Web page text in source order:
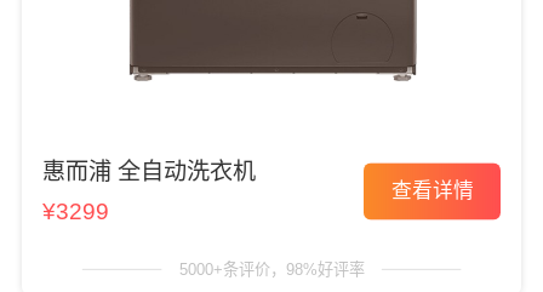
惠而浦 全自动洗衣机
¥3299
查看详情
5000+条评价，98%好评率